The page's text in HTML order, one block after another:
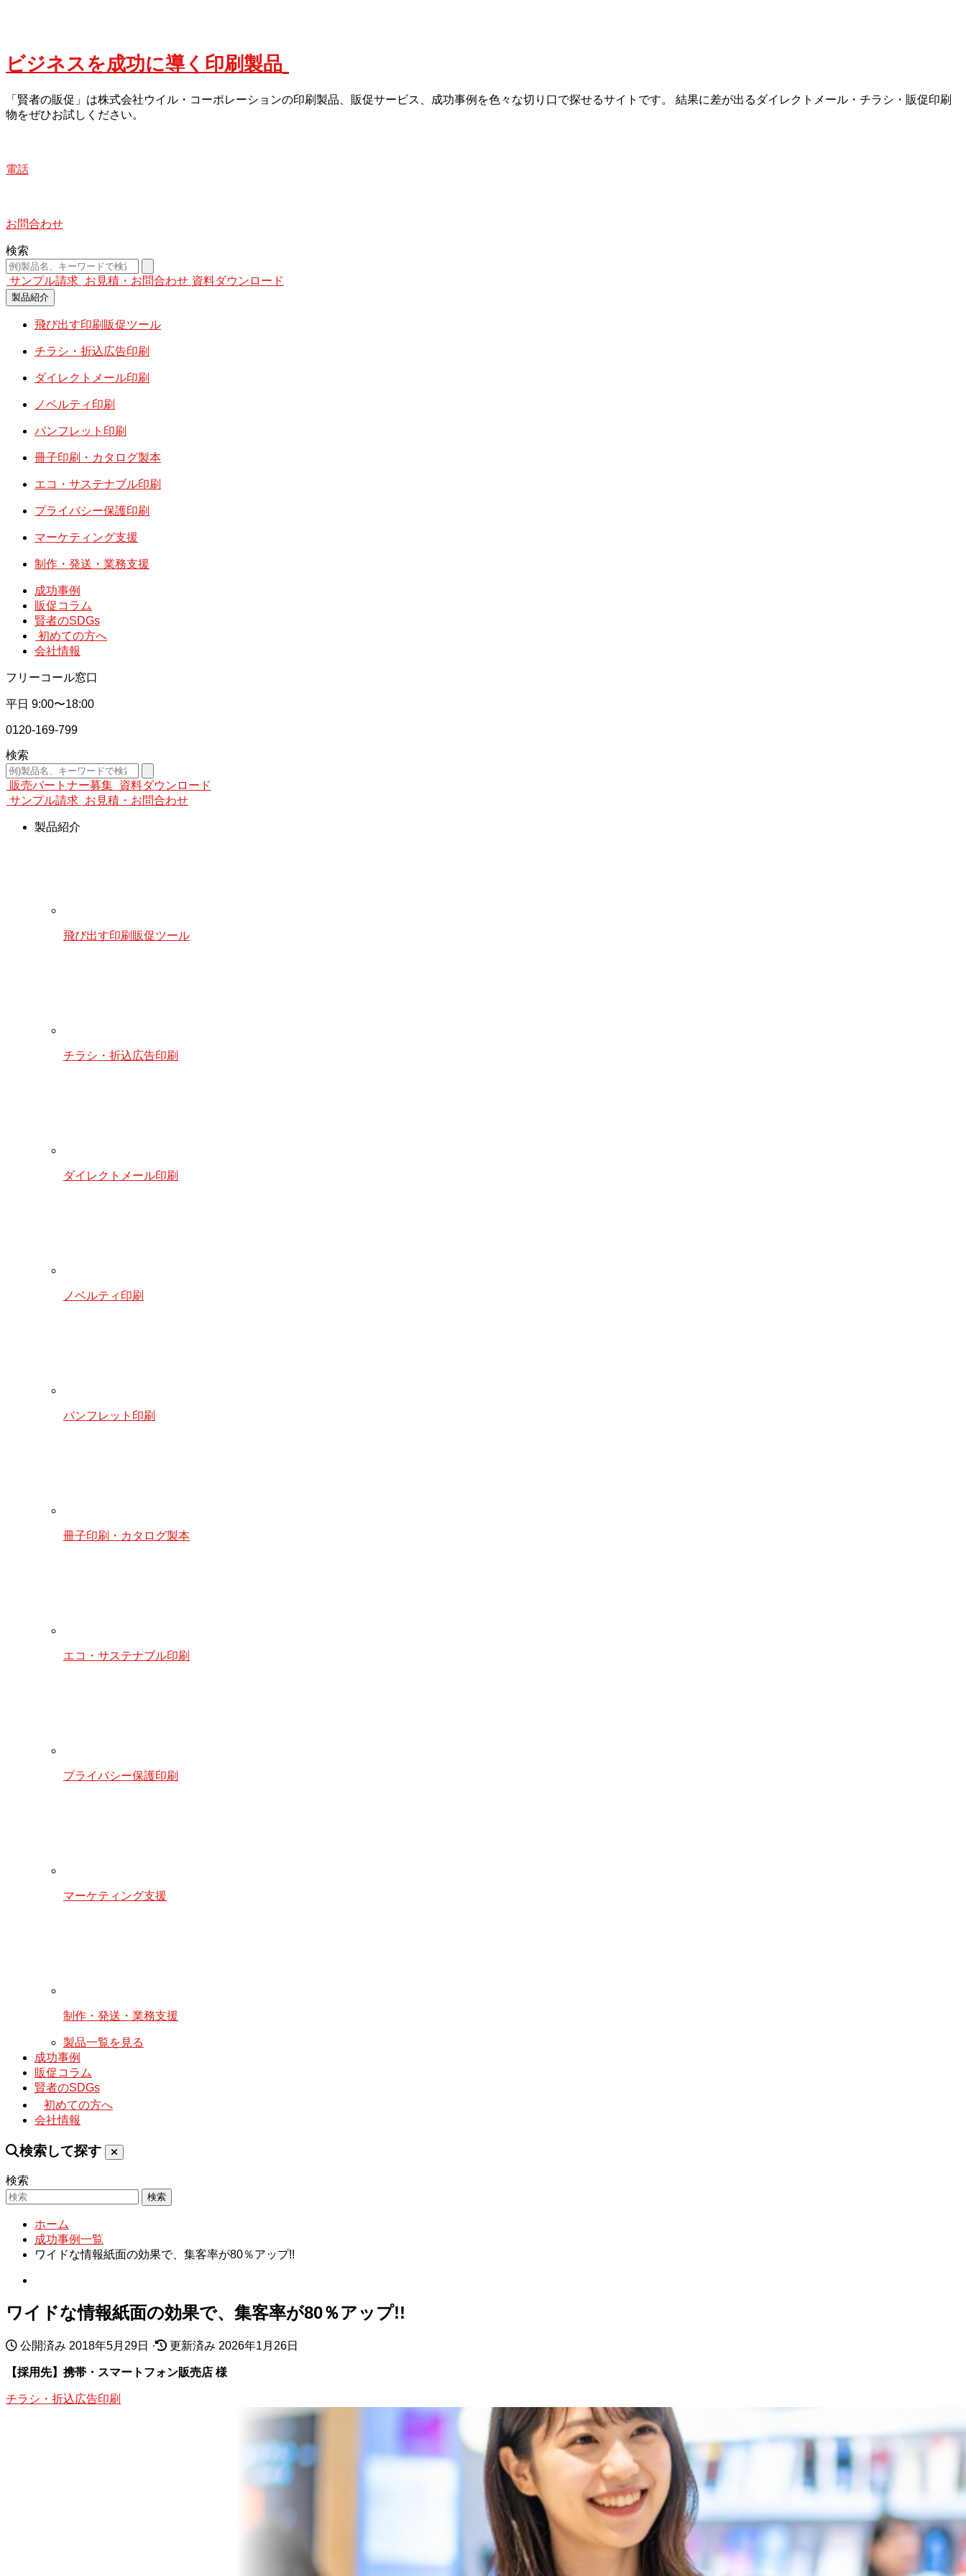
ビジネスを成功に導く印刷製品
「賢者の販促」は株式会社ウイル・コーポレーションの印刷製品、販促サービス、成功事例を色々な切り口で探せるサイトです。 結果に差が出るダイレクトメール・チラシ・販促印刷
物をぜひお試しください。
電話
お問合わせ
検索
サンプル請求 お見積・お問合わせ 資料ダウンロード
製品紹介
飛び出す印刷販促ツール
チラシ・折込広告印刷
ダイレクトメール印刷
ノベルティ印刷
パンフレット印刷
冊子印刷・カタログ製本
エコ・サステナブル印刷
プライバシー保護印刷
マーケティング支援
制作・発送・業務支援
成功事例
販促コラム
賢者のSDGs
初めての方へ
会社情報
フリーコール窓口
平日 9:00〜18:00
0120-169-799
検索
販売パートナー募集 資料ダウンロード
サンプル請求 お見積・お問合わせ
製品紹介
飛び出す印刷販促ツール
チラシ・折込広告印刷
ダイレクトメール印刷
ノベルティ印刷
パンフレット印刷
冊子印刷・カタログ製本
エコ・サステナブル印刷
プライバシー保護印刷
マーケティング支援
制作・発送・業務支援
製品一覧を見る
成功事例
販促コラム
賢者のSDGs
初めての方へ
会社情報
検索して探す
検索
検索
ホーム
成功事例一覧
ワイドな情報紙面の効果で、集客率が80％アップ!!
ワイドな情報紙面の効果で、集客率が80％アップ!!
公開済み 2018年5月29日 · 更新済み 2026年1月26日
【採用先】携帯・スマートフォン販売店 様
チラシ・折込広告印刷